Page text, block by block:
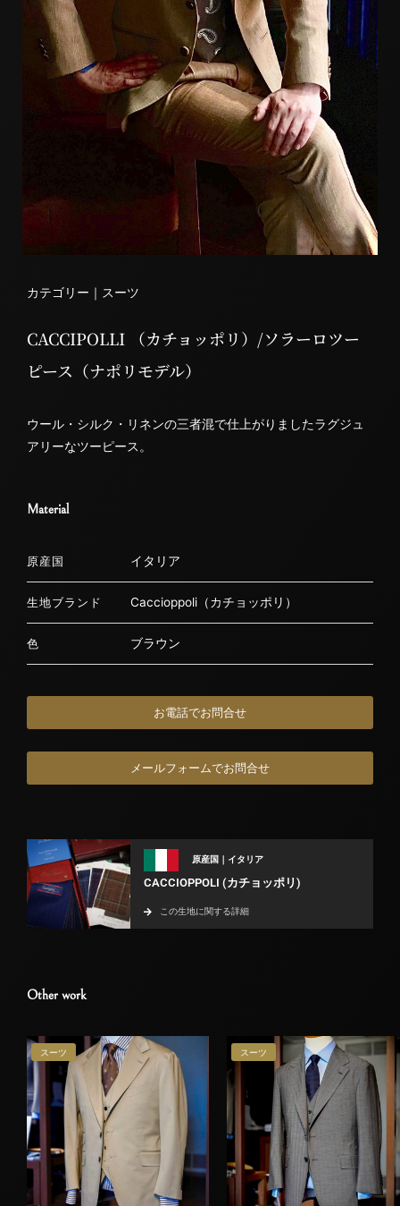
カテゴリー｜ スーツ
CACCIPOLLI （カチョッポリ）/ソラーロツー
ピース（ナポリモデル）
ウール・シルク・リネンの三者混で仕上がりましたラグジュ
アリーなツーピース。
Material
原産国 イタリア
生地ブランド Caccioppoli（カチョッポリ）
色 ブラウン
お電話でお問合せ
メールフォームでお問合せ
原産国｜イタリア
CACCIOPPOLI (カチョッポリ)
この生地に関する詳細
Other work
スーツ スーツ